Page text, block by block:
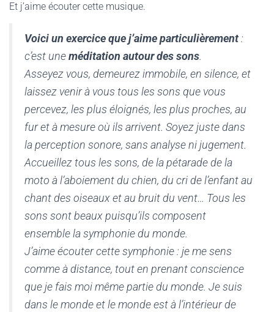
Et j’aime écouter cette musique.
Voici un exercice que j’aime particulièrement:
c’est uneméditation autour des sons.
Asseyez vous, demeurez immobile, en silence, et
laissez venir à vous tous les sons que vous
percevez, les plus éloignés, les plus proches, au
fur et à mesure où ils arrivent. Soyez juste dans
la perception sonore, sans analyse ni jugement.
Accueillez tous les sons, de la pétarade de la
moto à l’aboiement du chien, du cri de l’enfant au
chant des oiseaux et au bruit du vent… Tous les
sons sont beaux puisqu’ils composent
ensemble la symphonie du monde.
J’aime écouter cette symphonie : je me sens
comme à distance, tout en prenant conscience
que je fais moi même partie du monde. Je suis
dans le monde et le monde est à l’intérieur de